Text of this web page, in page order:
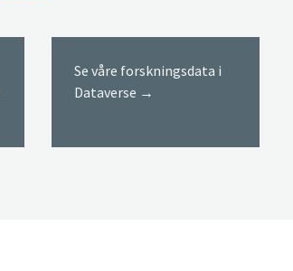
Se våre forskningsdata i
Dataverse →